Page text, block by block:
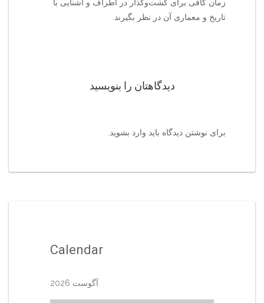
زمان کافی برای گشت‌وگذار در اطراف و آشنایی با
تاریخ و معماری آن در نظر بگیرند.
دیدگاهتان را بنویسید
برای نوشتن دیدگاه باید وارد بشوید
Calendar
آگوست 2026